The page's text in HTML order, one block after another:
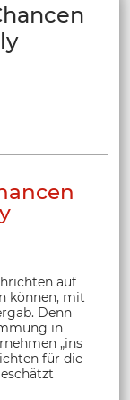
auf
können, mit
Denn
in
„ins
für die